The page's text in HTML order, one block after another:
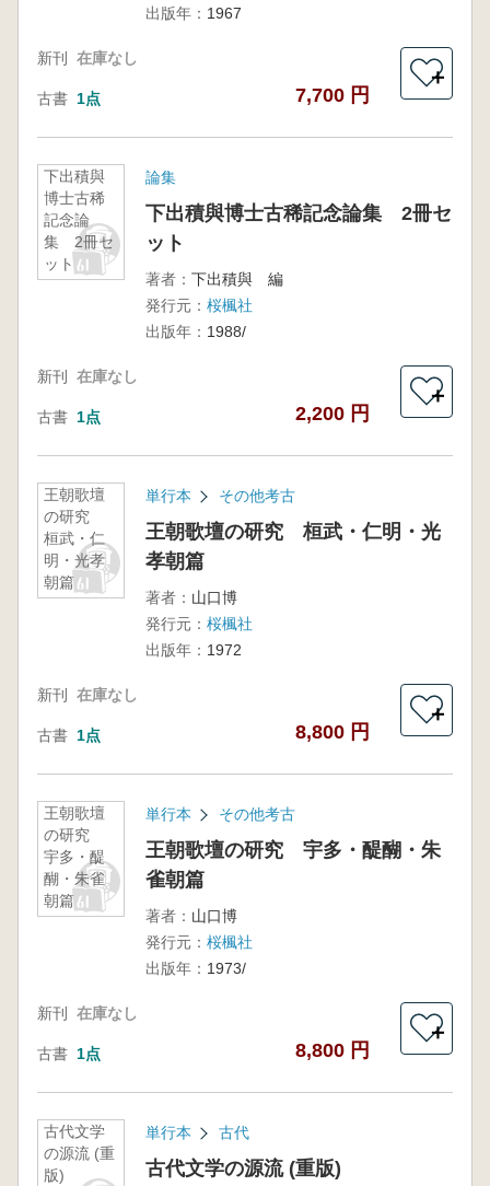
出版年： 1967
新刊 在庫なし
古書 1点 7,700 円
＋
下出積與
博士古稀
記念論
集 2冊セ
ット
論集
下出積與博士古稀記念論集 2冊セ
ット
著者： 下出積與 編
発行元： 桜楓社
出版年： 1988/
新刊 在庫なし
古書 1点 2,200 円
＋
王朝歌壇
の研究
桓武・仁
明・光孝
朝篇
単行本 その他考古
王朝歌壇の研究 桓武・仁明・光
孝朝篇
著者： 山口博
発行元： 桜楓社
出版年： 1972
新刊 在庫なし
古書 1点 8,800 円
＋
王朝歌壇
の研究
宇多・醍
醐・朱雀
朝篇
単行本 その他考古
王朝歌壇の研究 宇多・醍醐・朱
雀朝篇
著者： 山口博
発行元： 桜楓社
出版年： 1973/
新刊 在庫なし
古書 1点 8,800 円
＋
古代文学
の源流 (重
版)
単行本 古代
古代文学の源流 (重版)